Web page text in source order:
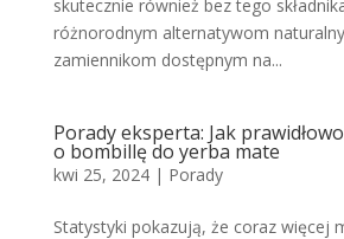
skutecznie również bez tego
różnorodnym alternatywom
zamiennikom dostępnym na...
Porady eksperta: Jak
o bombillę do yerba mate
kwi 25, 2024| Porady
Statystyki pokazują, że coraz więcej